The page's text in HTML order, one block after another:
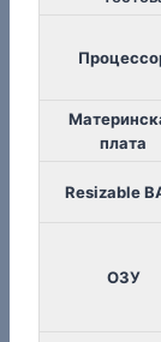
плата
Resizable
ОЗУ